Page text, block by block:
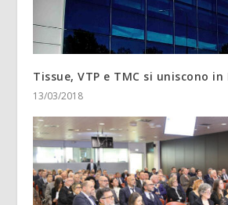
Tissue, VTP e TMC si uniscono
13/03/2018